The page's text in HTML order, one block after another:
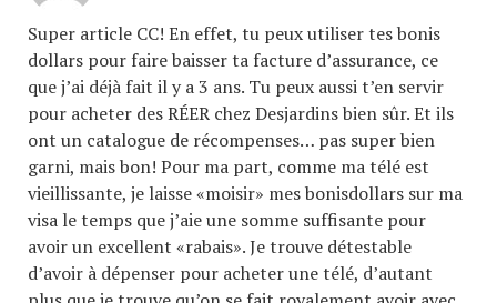
Super article CC! En effet, tu peux utiliser tes bonis
dollars pour faire baisser ta facture d’assurance, ce
que j’ai déjà fait il y a 3 ans. Tu peux aussi t’en servir
pour acheter des RÉER chez Desjardins bien sûr. Et ils
ont un catalogue de récompenses… pas super bien
garni, mais bon! Pour ma part, comme ma télé est
vieillissante, je laisse «moisir» mes bonisdollars sur ma
visa le temps que j’aie une somme suffisante pour
avoir un excellent «rabais». Je trouve détestable
d’avoir à dépenser pour acheter une télé, d’autant